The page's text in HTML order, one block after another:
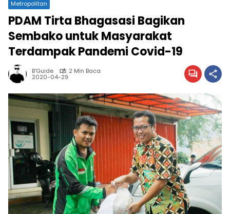
Metropolitan
PDAM Tirta Bhagasasi Bagikan
Sembako untuk Masyarakat
Terdampak Pandemi Covid-19
B'Guide 2 Min Baca
2020-04-29